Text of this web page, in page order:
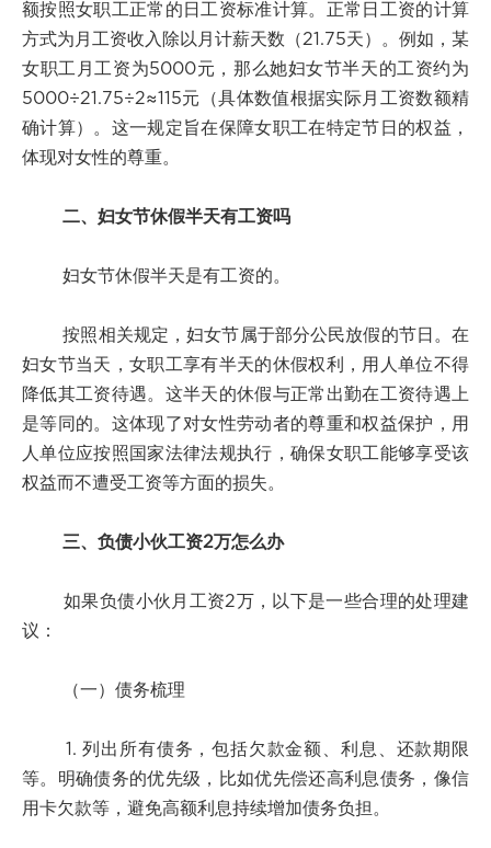
额按照女职工正常的日工资标准计算。正常日工资的计算
方式为月工资收入除以月计薪天数（21.75天）。例如，某
女职工月工资为5000元，那么她妇女节半天的工资约为
5000÷21.75÷2≈115元（具体数值根据实际月工资数额精
确计算）。这一规定旨在保障女职工在特定节日的权益，
体现对女性的尊重。
二、妇女节休假半天有工资吗
妇女节休假半天是有工资的。
按照相关规定，妇女节属于部分公民放假的节日。在
妇女节当天，女职工享有半天的休假权利，用人单位不得
降低其工资待遇。这半天的休假与正常出勤在工资待遇上
是等同的。这体现了对女性劳动者的尊重和权益保护，用
人单位应按照国家法律法规执行，确保女职工能够享受该
权益而不遭受工资等方面的损失。
三、负债小伙工资2万怎么办
如果负债小伙月工资2万，以下是一些合理的处理建
议：
（一）债务梳理
1. 列出所有债务，包括欠款金额、利息、还款期限
等。明确债务的优先级，比如优先偿还高利息债务，像信
用卡欠款等，避免高额利息持续增加债务负担。